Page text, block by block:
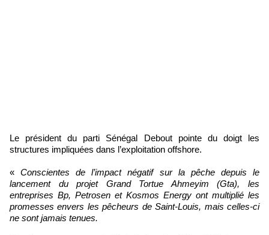
Le président du parti Sénégal Debout pointe du doigt les
structures impliquées dans l’exploitation offshore.
«Conscientes de l’impact négatif sur la pêche depuis le
lancement du projet Grand Tortue Ahmeyim (Gta), les
entreprises Bp, Petrosen et Kosmos Energy ont multiplié les
promesses envers les pêcheurs de Saint-Louis, mais celles-ci
ne sont jamais tenues.